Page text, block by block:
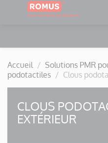
Accueil Solutions PMR
podotactiles
Clous
CLOUS
EXTÉRIEUR
Panneau de gestion des cookies